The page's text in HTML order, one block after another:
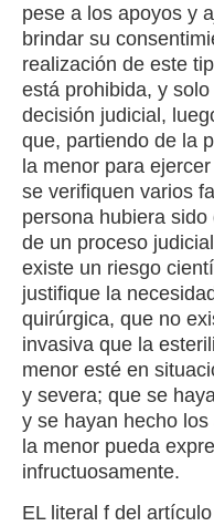
pese a los apoyos y
brindar su
realización de este
está prohibida, y
decisión judicial,
que, partiendo de la
la menor para
se verifiquen varios
persona hubiera
de un proceso
existe un riesgo
justifique la
quirúrgica, que no
invasiva que la
menor esté en
y severa; que se
y se hayan hecho
la menor pueda
infructuosamente.
EL literal f del